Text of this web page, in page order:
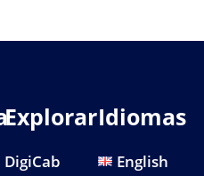
Explorar
DigiCab
Idiomas
English